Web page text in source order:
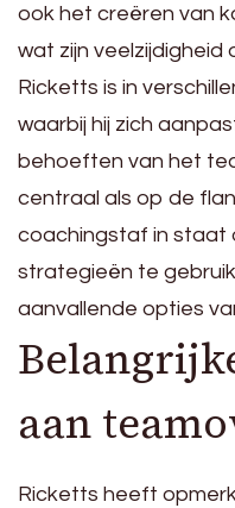
ook het creëren van
wat zijn
Ricketts is in
waarbij hij zich
behoeften van het
centraal als op de
coachingstaf in staat
strategieën te
aanvallende opties
aan
Ricketts heeft